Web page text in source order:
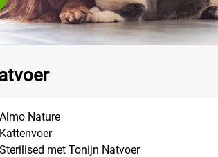
Almo Nature
Kattenvoer
Sterilised met Tonijn Natvoer